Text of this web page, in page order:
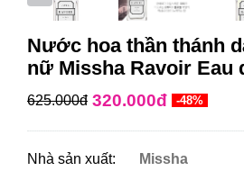
Nước hoa thần thánh
nữ Missha Ravoir Eau
625.000đ 320.000đ -48%
Nhà sản xuất:
Missha